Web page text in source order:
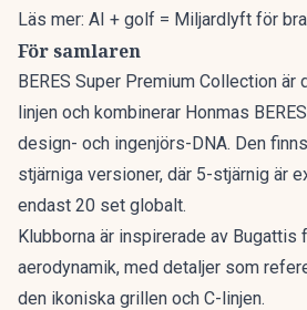
Läs mer: AI + golf = Miljardlyft för
För samlaren
BERES Super Premium Collection
linjen och kombinerar Honmas
design- och ingenjörs-DNA. Den
stjärniga versioner, där 5-stjärnig är
endast 20 set globalt.
Klubborna är inspirerade av Bugattis
aerodynamik, med detaljer som
den ikoniska grillen och C-linjen.